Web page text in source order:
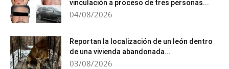
vinculación a proceso de tres personas...
04/08/2026
Reportan la localización de un león dentro
de una vivienda abandonada...
03/08/2026